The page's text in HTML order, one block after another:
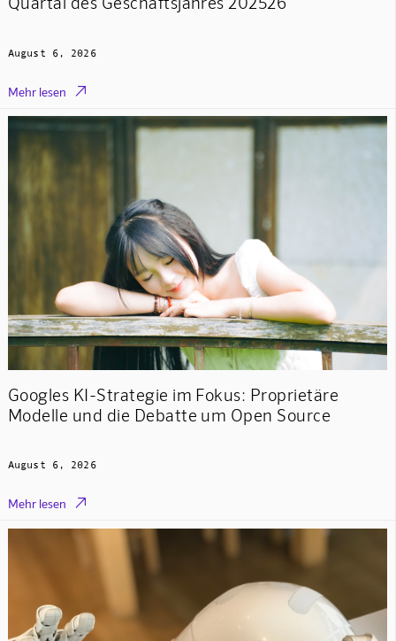
August 6, 2026
Mehr lesen 
Googles KI-Strategie im Fokus: Proprietäre
Modelle und die Debatte um Open Source
August 6, 2026
Mehr lesen 